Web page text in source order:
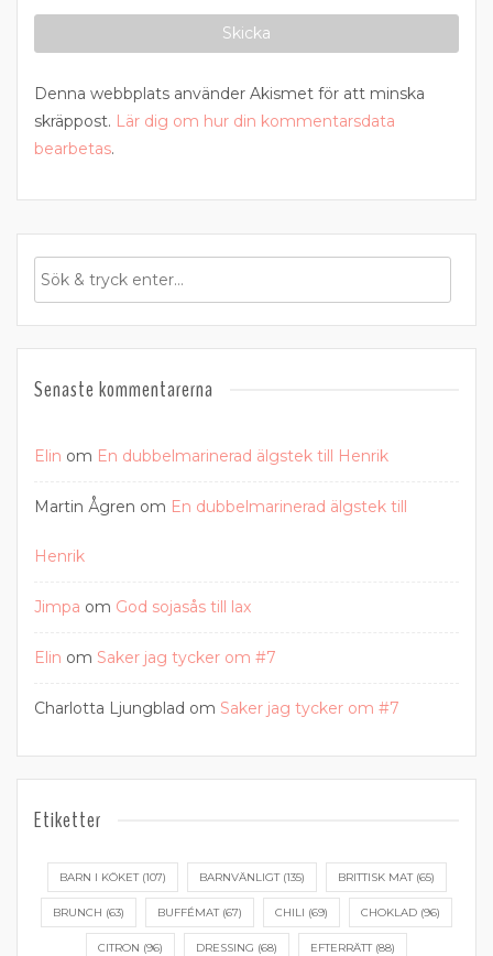
Denna webbplats använder Akismet för att minska
skräppost. Lär dig om hur din kommentarsdata
bearbetas.
Senaste kommentarerna
Elin om En dubbelmarinerad älgstek till Henrik
Martin Ågren om En dubbelmarinerad älgstek till
Henrik
Jimpa om God sojasås till lax
Elin om Saker jag tycker om #7
Charlotta Ljungblad om Saker jag tycker om #7
Etiketter
BARN I KÖKET(107) BARNVÄNLIGT(135) BRITTISK MAT(65)
BRUNCH (63) BUFFÉMAT(67) CHILI (69) CHOKLAD (96)
CITRON (96) DRESSING (68) EFTERRÄTT(88)